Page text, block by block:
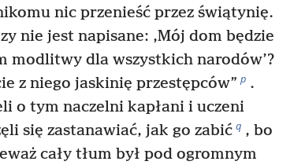
nic przenieść przez świątynię.
nie jest napisane: ‚Mój dom będzie
modlitwy dla wszystkich narodów’?
z niego jaskinię przestępców” p .
o tym naczelni kapłani i uczeni
się zastanawiać, jak go zabić q , bo
cały tłum był pod ogromnym